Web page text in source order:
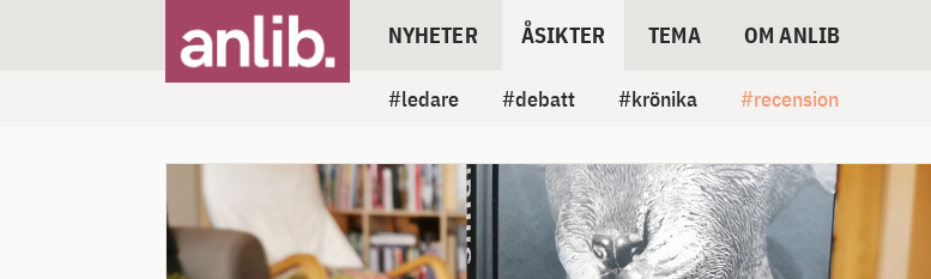
NYHETER ÅSIKTER TEMA OM ANLIB
ledare debatt krönika recension